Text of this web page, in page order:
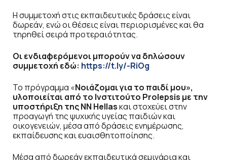
Η συμμετοχή στις εκπαιδευτικές δράσεις είναι
δωρεάν, ενώ οι θέσεις είναι περιορισμένες και θα
τηρηθεί σειρά προτεραιότητας.
Οι ενδιαφερόμενοι μπορούν να δηλώσουν
συμμετοχή εδώ: https://t.ly/-RiOg
Το πρόγραμμα «Νοιάζομαι για το παιδί μου»,
υλοποιείται από το Ινστιτούτο Prolepsis με την
υποστήριξη της NN Hellasκαι στοχεύει στην
προαγωγή της ψυχικής υγείας παιδιών και
οικογενειών, μέσα από δράσεις ενημέρωσης,
εκπαίδευσης και ευαισθητοποίησης.
Μέσα από δωρεάν εκπαιδευτικά σεμινάρια και